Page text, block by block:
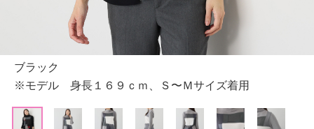
ブラック
※モデル 身長１６９ｃｍ、Ｓ〜Ｍサイズ着用